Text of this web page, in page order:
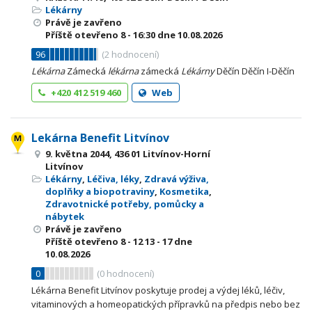
Lékárny
Právě je zavřeno
Příště otevřeno 8 - 16:30 dne 10.08.2026
96
(2 hodnocení)
LékárnaZámecká lékárnazámecká LékárnyDěčín Děčín I-Děčín
+420 412 519 460
Web
Lekárna Benefit Litvínov
9. května 2044, 436 01 Litvínov-Horní
Litvínov
Lékárny, Léčiva, léky, Zdravá výživa,
doplňky a biopotraviny, Kosmetika,
Zdravotnické potřeby, pomůcky a
nábytek
Právě je zavřeno
Příště otevřeno 8 - 1213 - 17dne
10.08.2026
0
(0 hodnocení)
Lékárna Benefit Litvínov poskytuje prodej a výdej léků, léčiv,
vitaminových a homeopatických přípravků na předpis nebo bez